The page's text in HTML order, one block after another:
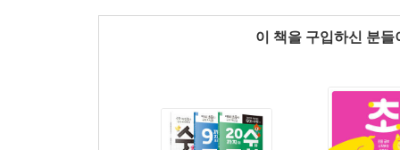
이 책을 구입하신 분